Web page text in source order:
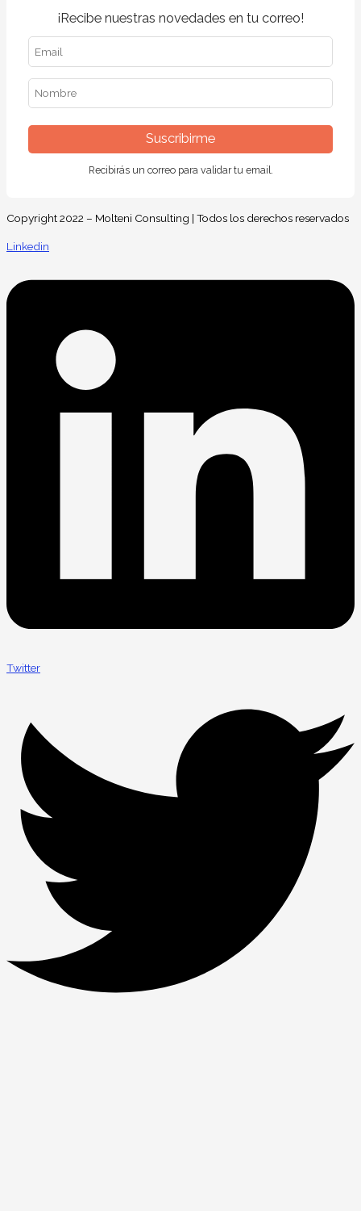
¡Recibe nuestras novedades en tu correo!
Suscribirme
Recibirás un correo para validar tu email.
Copyright 2022 – Molteni Consulting | Todos los derechos reservados
Linkedin
Twitter